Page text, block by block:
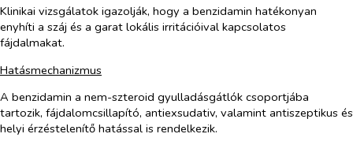
Klinikai vizsgálatok igazolják, hogy a benzidamin hatékonyan
enyhíti a száj és a garat lokális irritációival kapcsolatos
fájdalmakat.
Hatásmechanizmus
A benzidamin a nem-szteroid gyulladásgátlók csoportjába
tartozik, fájdalomcsillapító, antiexsudativ, valamint antiszeptikus és
helyi érzéstelenítő hatással is rendelkezik.